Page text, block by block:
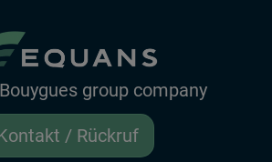
group company
/ Rückruf